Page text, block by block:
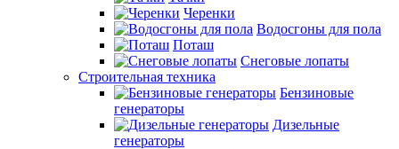
Черенки
Водосгоны для пола
Поташ
Снеговые лопаты
Строительная техника
Бензиновые
генераторы
Дизельные
генераторы